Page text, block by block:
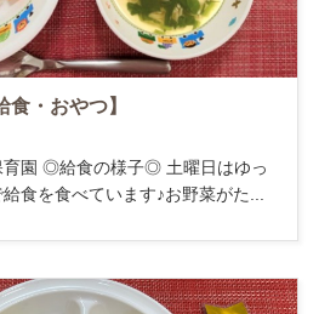
食・おやつ】
育園 ◎給食の様子◎ 土曜日はゆっ
食を食べています♪お野菜がた...